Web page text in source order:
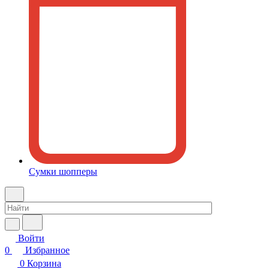
Сумки шопперы
Войти
0
Избранное
0 Корзина